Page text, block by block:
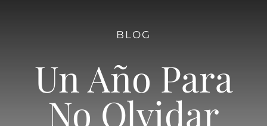
BLOG
Un Año Para
No Olvidar